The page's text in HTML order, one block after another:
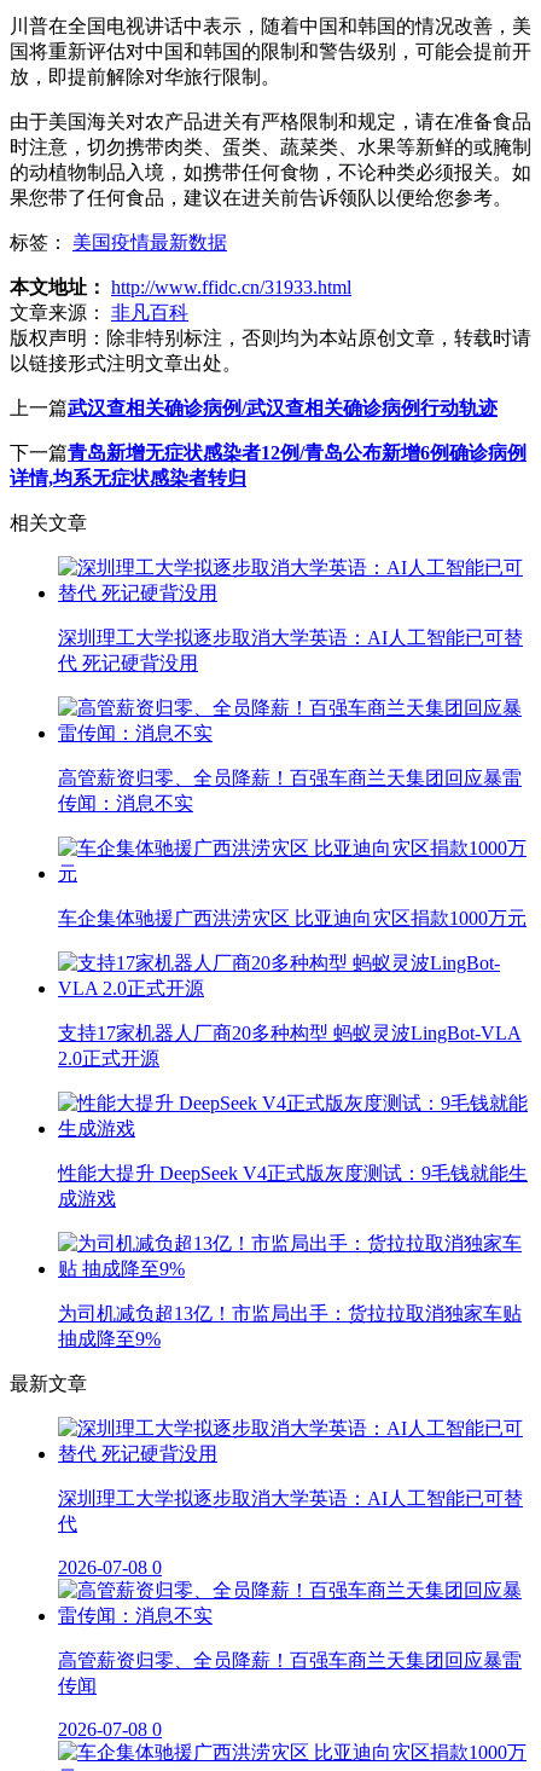
川普在全国电视讲话中表示，随着中国和韩国的情况改善，美
国将重新评估对中国和韩国的限制和警告级别，可能会提前开
放，即提前解除对华旅行限制。
由于美国海关对农产品进关有严格限制和规定，请在准备食品
时注意，切勿携带肉类、蛋类、蔬菜类、水果等新鲜的或腌制
的动植物制品入境，如携带任何食物，不论种类必须报关。如
果您带了任何食品，建议在进关前告诉领队以便给您参考。
标签： 美国疫情最新数据
本文地址： http://www.ffidc.cn/31933.html
文章来源：
非凡百科
版权声明： 除非特别标注，否则均为本站原创文章，转载时请
以链接形式注明文章出处。
上一篇武汉查相关确诊病例/武汉查相关确诊病例行动轨迹
下一篇青岛新增无症状感染者12例/青岛公布新增6例确诊病例
详情,均系无症状感染者转归
相关文章
深圳理工大学拟逐步取消大学英语：AI人工智能已可替
代 死记硬背没用
高管薪资归零、全员降薪！百强车商兰天集团回应暴雷
传闻：消息不实
车企集体驰援广西洪涝灾区 比亚迪向灾区捐款1000万元
支持17家机器人厂商20多种构型 蚂蚁灵波LingBot-VLA
2.0正式开源
性能大提升 DeepSeek V4正式版灰度测试：9毛钱就能生
成游戏
为司机减负超13亿！市监局出手：货拉拉取消独家车贴
抽成降至9%
最新文章
深圳理工大学拟逐步取消大学英语：AI人工智能已可替
代
2026-07-08 0
高管薪资归零、全员降薪！百强车商兰天集团回应暴雷
传闻
2026-07-08 0